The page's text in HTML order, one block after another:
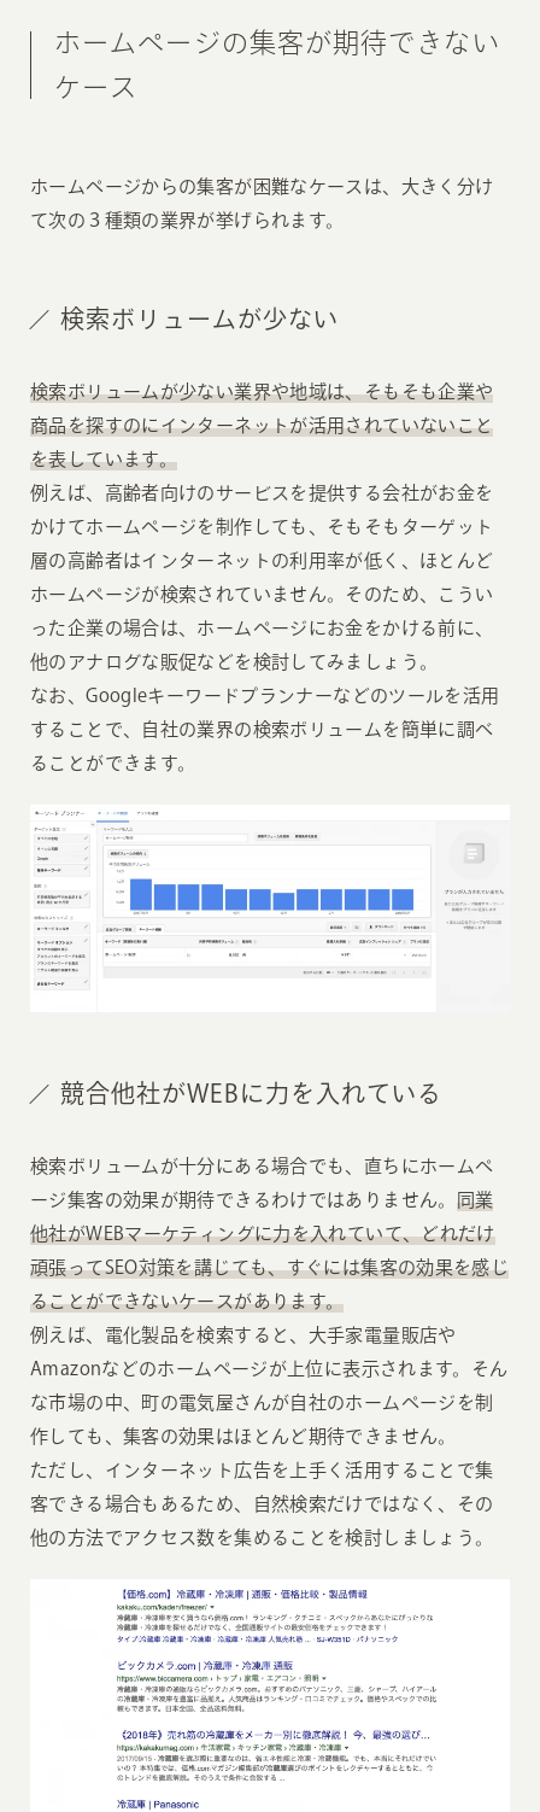
ホームページの集客が期待できない
ケース
ホームページからの集客が困難なケースは、大きく分け
て次の３種類の業界が挙げられます。
検索ボリュームが少ない
検索ボリュームが少ない業界や地域は、そもそも企業や
商品を探すのにインターネットが活用されていないこと
を表しています。
例えば、高齢者向けのサービスを提供する会社がお金を
かけてホームページを制作しても、そもそもターゲット
層の高齢者はインターネットの利用率が低く、ほとんど
ホームページが検索されていません。そのため、こうい
った企業の場合は、ホームページにお金をかける前に、
他のアナログな販促などを検討してみましょう。
なお、Googleキーワードプランナーなどのツールを活用
することで、自社の業界の検索ボリュームを簡単に調べ
ることができます。
競合他社がWEBに力を入れている
検索ボリュームが十分にある場合でも、直ちにホームペ
ージ集客の効果が期待できるわけではありません。 同業
他社がWEBマーケティングに力を入れていて、どれだけ
頑張ってSEO対策を講じても、すぐには集客の効果を感じ
ることができないケースがあります。
例えば、電化製品を検索すると、大手家電量販店や
Amazonなどのホームページが上位に表示されます。そん
な市場の中、町の電気屋さんが自社のホームページを制
作しても、集客の効果はほとんど期待できません。
ただし、インターネット広告を上手く活用することで集
客できる場合もあるため、自然検索だけではなく、その
他の方法でアクセス数を集めることを検討しましょう。